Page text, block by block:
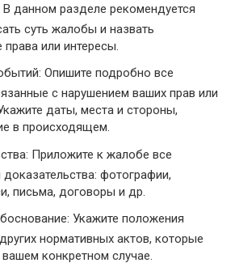
В данном разделе рекомендуется
суть жалобы и назвать
или интересы.
Опишите подробно все
с нарушением ваших прав или
даты, места и стороны,
в происходящем.
Приложите к жалобе все
фотографии,
письма, договоры и др.
Укажите положения
нормативных актов, которые
конкретном случае.